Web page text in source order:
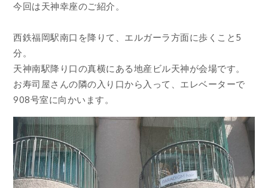
今回は天神幸座のご紹介。
西鉄福岡駅南口を降りて、エルガーラ方面に歩くこと5
分。
天神南駅降り口の真横にある地産ビル天神が会場です。
お寿司屋さんの隣の入り口から入って、エレベーターで
908号室に向かいます。